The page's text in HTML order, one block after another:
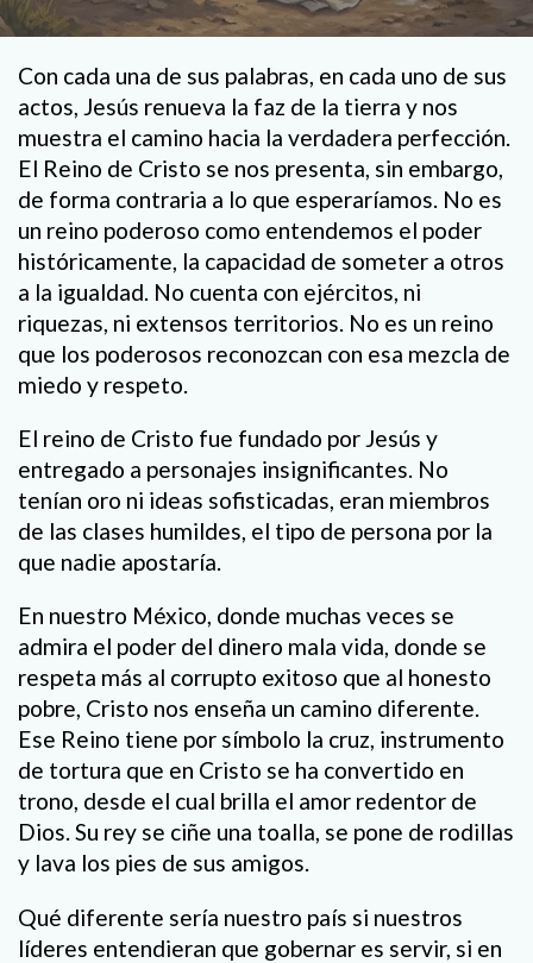
Con cada una de sus palabras, en cada uno de sus
actos, Jesús renueva la faz de la tierra y nos
muestra el camino hacia la verdadera perfección.
El Reino de Cristo se nos presenta, sin embargo,
de forma contraria a lo que esperaríamos. No es
un reino poderoso como entendemos el poder
históricamente, la capacidad de someter a otros
a la igualdad. No cuenta con ejércitos, ni
riquezas, ni extensos territorios. No es un reino
que los poderosos reconozcan con esa mezcla de
miedo y respeto.
El reino de Cristo fue fundado por Jesús y
entregado a personajes insignificantes. No
tenían oro ni ideas sofisticadas, eran miembros
de las clases humildes, el tipo de persona por la
que nadie apostaría.
En nuestro México, donde muchas veces se
admira el poder del dinero mala vida, donde se
respeta más al corrupto exitoso que al honesto
pobre, Cristo nos enseña un camino diferente.
Ese Reino tiene por símbolo la cruz, instrumento
de tortura que en Cristo se ha convertido en
trono, desde el cual brilla el amor redentor de
Dios. Su rey se ciñe una toalla, se pone de rodillas
y lava los pies de sus amigos.
Qué diferente sería nuestro país si nuestros
líderes entendieran que gobernar es servir, si en